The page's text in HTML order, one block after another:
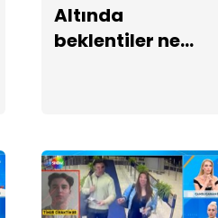
Altında
beklentiler ne